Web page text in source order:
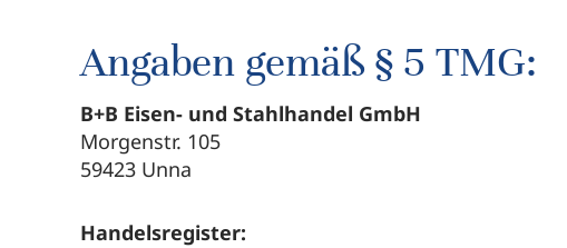
Angaben gemäß § 5 TMG:
B+B Eisen- und Stahlhandel GmbH
Morgenstr. 105
59423 Unna
Handelsregister: